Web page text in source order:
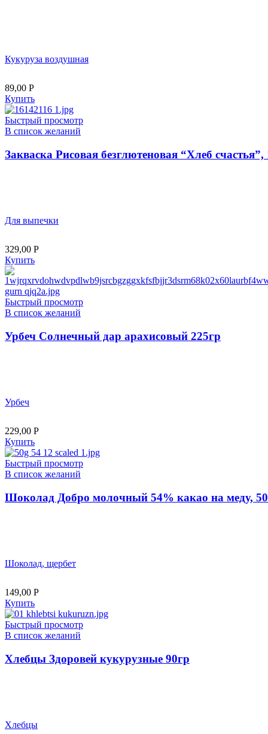
Кукуруза воздушная
89,00 Р
Купить
Быстрый просмотр
В список желаний
Закваска Рисовая безглютеновая “Хлеб счастья”,
Для выпечки
329,00 Р
Купить
Быстрый просмотр
В список желаний
Урбеч Солнечный дар арахисовый 225гр
Урбеч
229,00 Р
Купить
Быстрый просмотр
В список желаний
Шоколад Добро молочный 54% какао на меду,
Шоколад, щербет
149,00 Р
Купить
Быстрый просмотр
В список желаний
Хлебцы Здоровей кукурузные 90гр
Хлебцы